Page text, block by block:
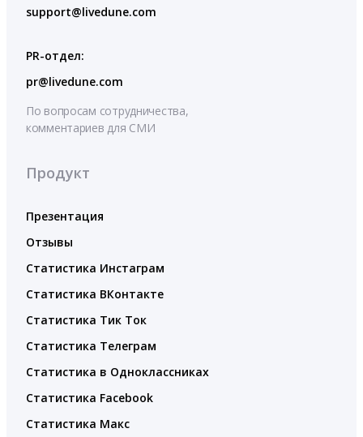
support@livedune.com
PR-отдел:
pr@livedune.com
По вопросам сотрудничества,
комментариев для СМИ
Продукт
Презентация
Отзывы
Статистика Инстаграм
Статистика ВКонтакте
Статистика Тик Ток
Статистика Телеграм
Статистика в Одноклассниках
Статистика Facebook
Статистика Макс